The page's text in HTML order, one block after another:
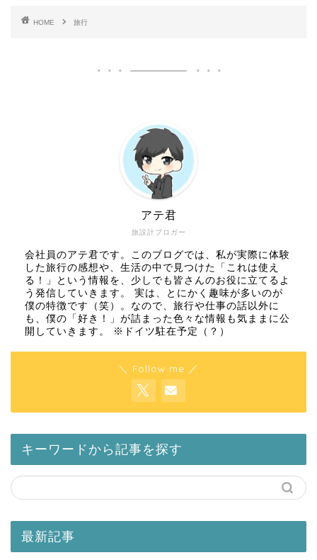
HOME 旅行
旅設計ブロガー
アテ君
会社員のアテ君です。このブログでは、私が実際に体験
した旅行の感想や、生活の中で見つけた「これは使え
る！」という情報を、少しでも皆さんのお役に立てるよ
う発信していきます。 実は、とにかく趣味が多いのが
僕の特徴です（笑）。なので、旅行や仕事の話以外に
も、僕の「好き！」が詰まった色々な情報も気ままに公
開していきます。 ※ドイツ駐在予定（？）
＼ Follow me ／
キーワードから記事を探す
最新記事